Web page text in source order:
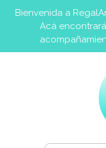
Bienvenida a
Acá